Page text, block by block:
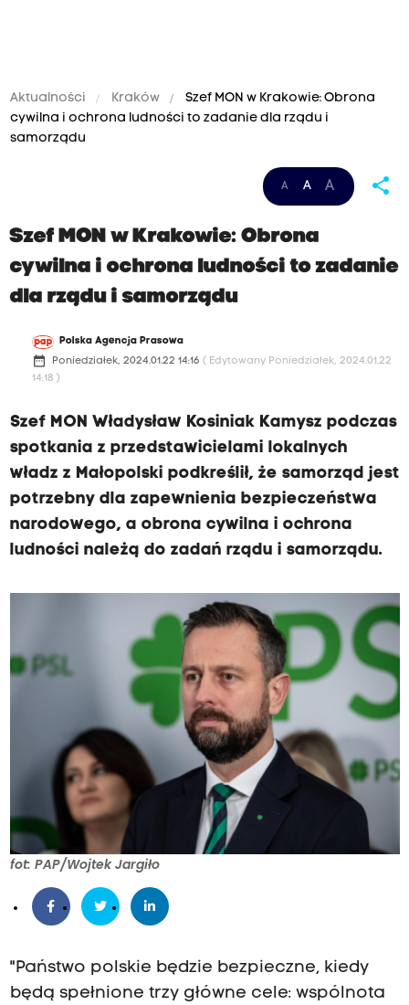
Aktualności Kraków
Szef MON w Krakowie: Obrona
cywilna i ochrona ludności to zadanie dla rządu i
samorządu
A A A share
Szef MON w Krakowie: Obrona
cywilna i ochrona ludności to zadanie
dla rządu i samorządu
Polska Agencja Prasowa
date_range Poniedziałek, 2024.01.22 14:16 ( Edytowany Poniedziałek, 2024.01.22
14:18 )
Szef MON Władysław Kosiniak Kamysz podczas
spotkania z przedstawicielami lokalnych
władz z Małopolski podkreślił, że samorząd jest
potrzebny dla zapewnienia bezpieczeństwa
narodowego, a obrona cywilna i ochrona
ludności należą do zadań rządu i samorządu.
fot: PAP/Wojtek Jargiło
"Państwo polskie będzie bezpieczne, kiedy
będą spełnione trzy główne cele: wspólnota